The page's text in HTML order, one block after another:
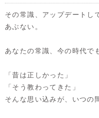
その常識、アップデートし
あぶない。
あなたの常識、今の時代で
「昔は正しかった」
「そう教わってきた」
そんな思い込みが、いつの